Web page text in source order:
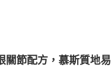
關節配方，慕斯質地易